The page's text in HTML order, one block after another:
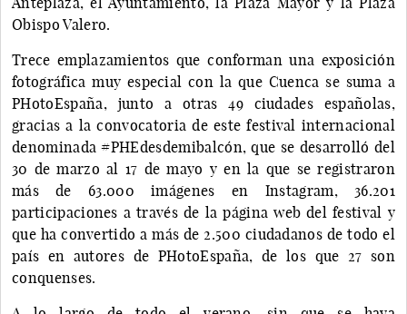
Obispo Valero.
Trece emplazamientos que conforman una exposición
fotográfica muy especial con la que Cuenca se suma a
PHotoEspaña, junto a otras 49 ciudades españolas,
gracias a la convocatoria de este festival internacional
denominada #PHEdesdemibalcón, que se desarrolló del
30 de marzo al 17 de mayo y en la que se registraron
más de 63.000 imágenes en Instagram, 36.201
participaciones a través de la página web del festival y
que ha convertido a más de 2.500 ciudadanos de todo el
país en autores de PHotoEspaña, de los que 27 son
conquenses.